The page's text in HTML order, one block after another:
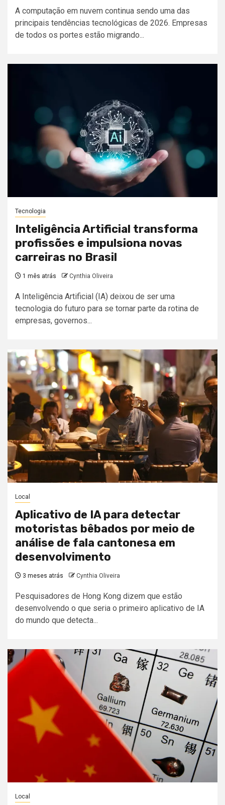
A computação em nuvem continua sendo uma das
principais tendências tecnológicas de 2026. Empresas
de todos os portes estão migrando...
Tecnologia
Inteligência Artificial transforma
profissões e impulsiona novas
carreiras no Brasil
1 mês atrás Cynthia Oliveira
A Inteligência Artificial (IA) deixou de ser uma
tecnologia do futuro para se tornar parte da rotina de
empresas, governos...
Local
Aplicativo de IA para detectar
motoristas bêbados por meio de
análise de fala cantonesa em
desenvolvimento
3 meses atrás Cynthia Oliveira
Pesquisadores de Hong Kong dizem que estão
desenvolvendo o que seria o primeiro aplicativo de IA
do mundo que detecta...
Local